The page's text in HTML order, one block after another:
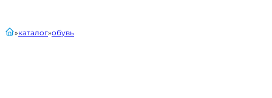
главнаякаталог обувь